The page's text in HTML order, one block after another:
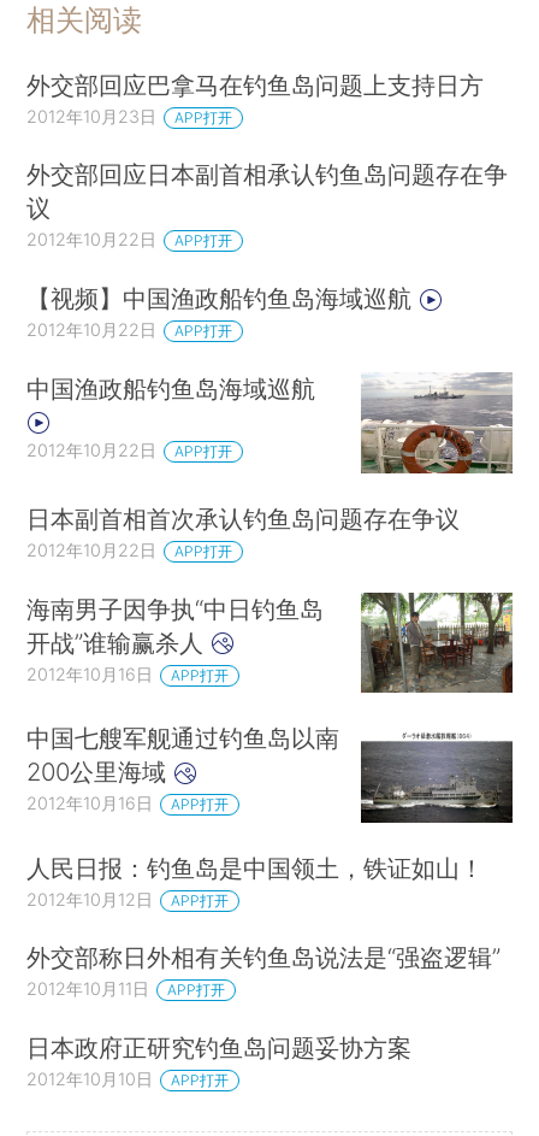
相关阅读
外交部回应巴拿马在钓鱼岛问题上支持日方
2012年10月23日 APP打开
外交部回应日本副首相承认钓鱼岛问题存在争
议
2012年10月22日 APP打开
【视频】中国渔政船钓鱼岛海域巡航
2012年10月22日 APP打开
中国渔政船钓鱼岛海域巡航
2012年10月22日 APP打开
日本副首相首次承认钓鱼岛问题存在争议
2012年10月22日 APP打开
海南男子因争执“中日钓鱼岛
开战”谁输赢杀人
2012年10月16日 APP打开
中国七艘军舰通过钓鱼岛以南
200公里海域
2012年10月16日 APP打开
人民日报：钓鱼岛是中国领土，铁证如山！
2012年10月12日 APP打开
外交部称日外相有关钓鱼岛说法是“强盗逻辑”
2012年10月11日 APP打开
日本政府正研究钓鱼岛问题妥协方案
2012年10月10日 APP打开